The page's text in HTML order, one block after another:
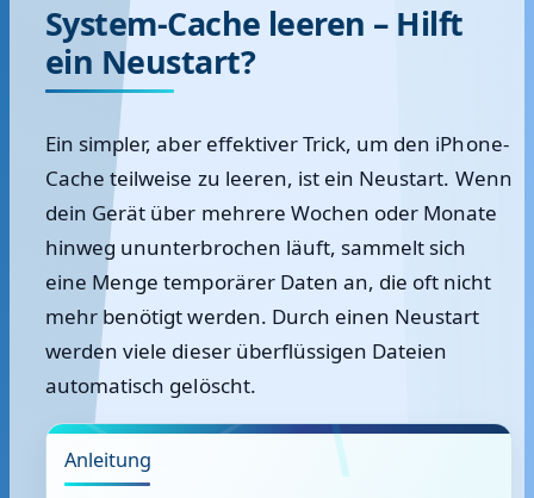
System-Cache leeren – Hilft
ein Neustart?
Ein simpler, aber effektiver Trick, um den iPhone-
Cache teilweise zu leeren, ist ein Neustart. Wenn
dein Gerät über mehrere Wochen oder Monate
hinweg ununterbrochen läuft, sammelt sich
eine Menge temporärer Daten an, die oft nicht
mehr benötigt werden. Durch einen Neustart
werden viele dieser überflüssigen Dateien
automatisch gelöscht.
Anleitung